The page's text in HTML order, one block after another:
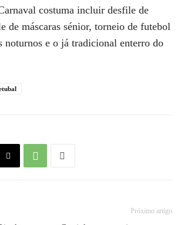
costuma incluir desfile de
de máscaras sénior, torneio de futebol
noturnos e o já tradicional enterro do
Próximo artigo